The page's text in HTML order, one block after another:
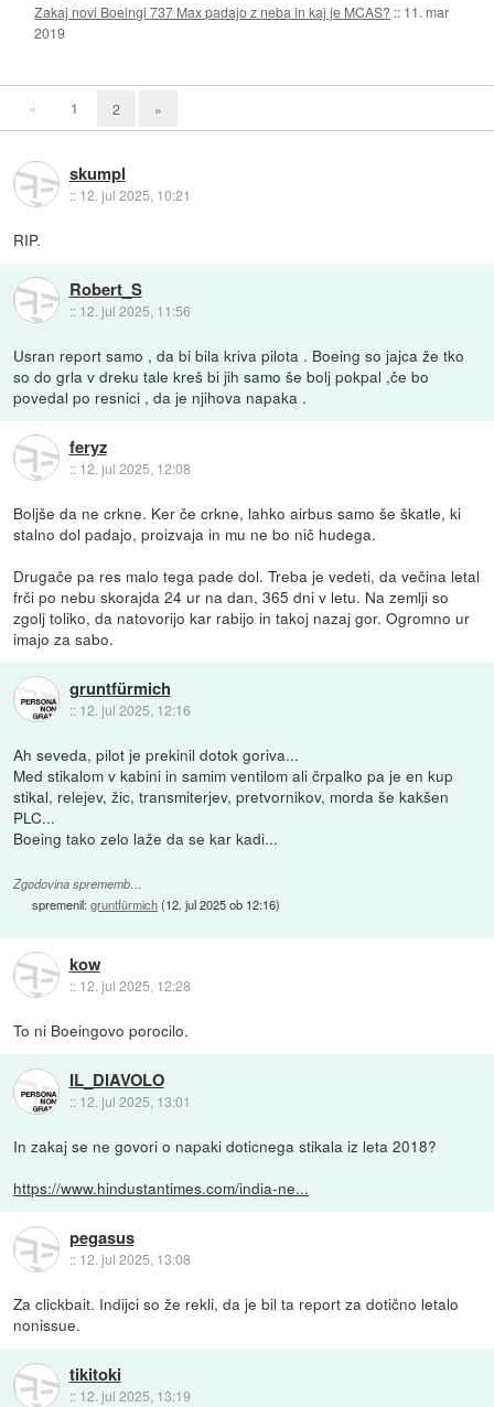
Zakaj novi Boeingi 737 Max padajo z neba in kaj je MCAS? :: 11. mar
2019
« 1 2 »
skumpl
:: 12. jul 2025, 10:21
RIP.
Robert_S
:: 12. jul 2025, 11:56
Usran report samo , da bi bila kriva pilota . Boeing so jajca že tko
so do grla v dreku tale kreš bi jih samo še bolj pokpal ,če bo
povedal po resnici , da je njihova napaka .
feryz
:: 12. jul 2025, 12:08
Boljše da ne crkne. Ker če crkne, lahko airbus samo še škatle, ki
stalno dol padajo, proizvaja in mu ne bo nič hudega.
Drugače pa res malo tega pade dol. Treba je vedeti, da večina letal
frči po nebu skorajda 24 ur na dan, 365 dni v letu. Na zemlji so
zgolj toliko, da natovorijo kar rabijo in takoj nazaj gor. Ogromno ur
imajo za sabo.
gruntfürmich
:: 12. jul 2025, 12:16
Ah seveda, pilot je prekinil dotok goriva...
Med stikalom v kabini in samim ventilom ali črpalko pa je en kup
stikal, relejev, žic, transmiterjev, pretvornikov, morda še kakšen
PLC...
Boeing tako zelo laže da se kar kadi...
Zgodovina sprememb…
spremenil:gruntfürmich(12. jul 2025 ob 12:16)
kow
:: 12. jul 2025, 12:28
To ni Boeingovo porocilo.
IL_DIAVOLO
:: 12. jul 2025, 13:01
In zakaj se ne govori o napaki doticnega stikala iz leta 2018?
https://www.hindustantimes.com/india-ne...
pegasus
:: 12. jul 2025, 13:08
Za clickbait. Indijci so že rekli, da je bil ta report za dotično letalo
nonissue.
tikitoki
:: 12. jul 2025, 13:19